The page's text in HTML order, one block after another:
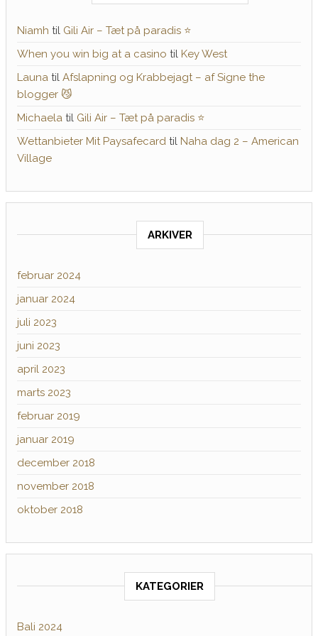
Niamh til Gili Air – Tæt på paradis ⭐️
When you win big at a casino til Key West
Launa til Afslapning og Krabbejagt – af Signe the
blogger 😼
Michaela til Gili Air – Tæt på paradis ⭐️
Wettanbieter Mit Paysafecard til Naha dag 2 – American
Village
ARKIVER
februar 2024
januar 2024
juli 2023
juni 2023
april 2023
marts 2023
februar 2019
januar 2019
december 2018
november 2018
oktober 2018
KATEGORIER
Bali 2024